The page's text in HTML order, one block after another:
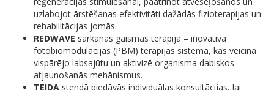
uzlabojot ārstēšanas efektivitāti dažādās fizioterapijas un
rehabilitācijas jomās.
REDWAVE sarkanās gaismas terapija – inovatīva
fotobiomodulācijas (PBM) terapijas sistēma, kas veicina
vispārējo labsajūtu un aktivizē organisma dabiskos
atjaunošanās mehānismus.
TEIDA stendā piedāvās individuālas konsultācijas, lai